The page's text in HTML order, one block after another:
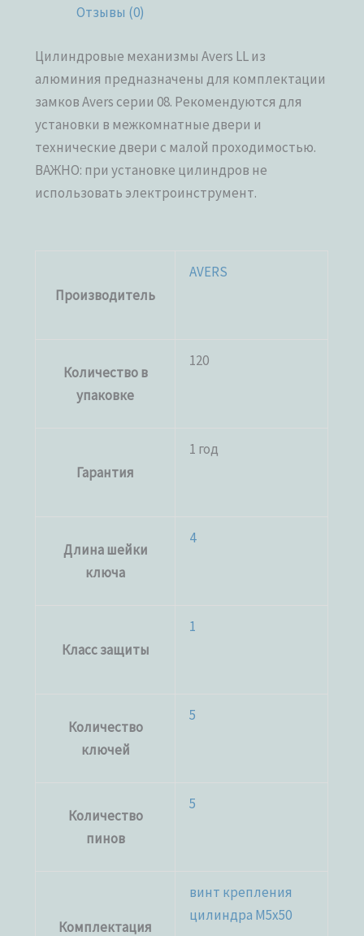
Отзывы (0)
Цилиндровые механизмы Avers LL из
алюминия предназначены для комплектации
замков Avers серии 08. Рекомендуются для
установки в межкомнатные двери и
технические двери с малой проходимостью.
ВАЖНО: при установке цилиндров не
использовать электроинструмент.
Производитель
AVERS
Количество в
упаковке
120
Гарантия
1 год
Длина шейки
ключа
4
Класс защиты
1
Количество
ключей
5
Количество
пинов
5
Комплектация
винт крепления
цилиндра M5x50